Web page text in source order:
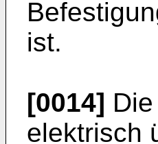
ist.
[0014]
elektrisch